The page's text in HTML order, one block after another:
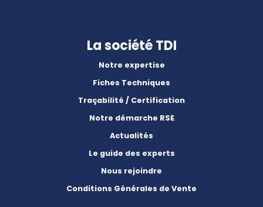
La société TDI
Notre expertise
Fiches Techniques
Traçabilité / Certification
Notre démarche RSE
Actualités
Le guide des experts
Nous rejoindre
Conditions Générales de Vente